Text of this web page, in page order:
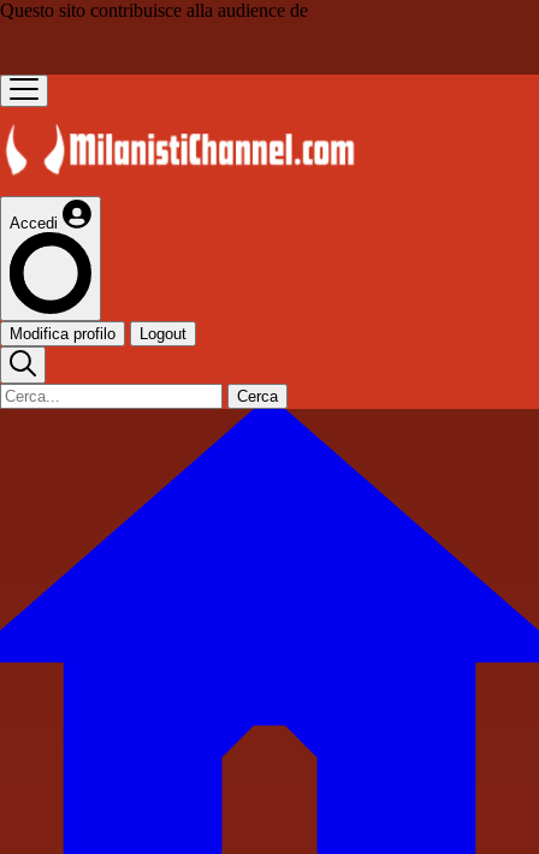
Questo sito contribuisce alla audience de
Accedi
Modifica profilo Logout
Cerca